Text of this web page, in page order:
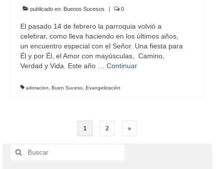
publicado en: Buenos Sucesos 0
El pasado 14 de febrero la parroquia volvió a
celebrar, como lleva haciendo en los últimos años,
un encuentro especial con el Señor. Una fiesta para
Él y por Él, el Amor con mayúsculas, Camino,
Verdad y Vida. Este año … Continuar
adoracion, Buen Suceso, Evangelización
de
entradas
1 2 »
Buscar
por: